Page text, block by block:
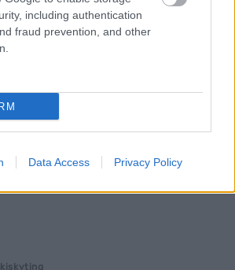
including authentication
fraud prevention, and other
Data Access Privacy Policy